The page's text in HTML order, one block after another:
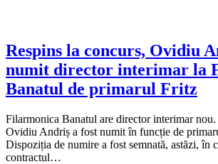
Respins la concurs, Ovidiu
numit director interimar la
Banatul de primarul Fritz
Filarmonica Banatul are director interimar
Ovidiu Andriș a fost numit în funcție de
Dispoziția de numire a fost semnată, astăzi, în
contractul…